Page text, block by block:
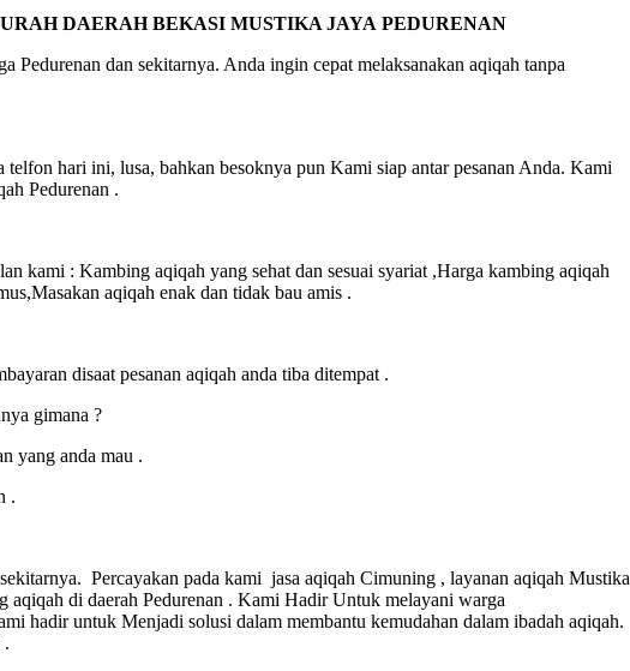
DAERAH BEKASI MUSTIKA JAYA PEDURENAN
Pedurenan dan sekitarnya. Anda ingin cepat melaksanakan aqiqah tanpa
hari ini, lusa, bahkan besoknya pun Kami siap antar pesanan Anda. Kami
Pedurenan .
kami : Kambing aqiqah yang sehat dan sesuai syariat ,Harga kambing aqiqah
aqiqah enak dan tidak bau amis .
disaat pesanan aqiqah anda tiba ditempat .
gimana ?
yang anda mau .
.
Percayakan pada kami jasa aqiqah Cimuning , layanan aqiqah Mustika
di daerah Pedurenan . Kami Hadir Untuk melayani warga
hadir untuk Menjadi solusi dalam membantu kemudahan dalam ibadah aqiqah.
.